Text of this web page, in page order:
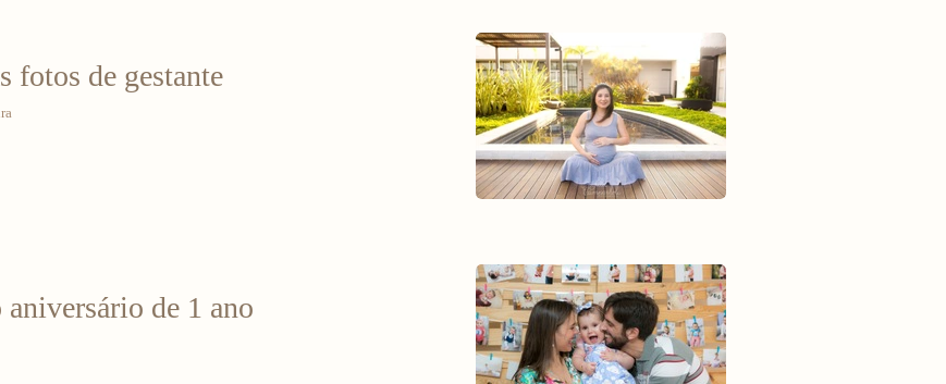
fotos de gestante
de 1 ano